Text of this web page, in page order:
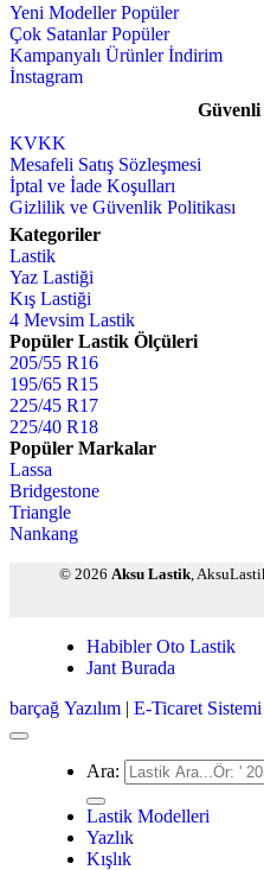
Yeni Modeller
Çok Satanlar
Kampanyalı Ürünler
İnstagram
Güvenli
KVKK
Mesafeli Satış Sözleşmesi
İptal ve İade Koşulları
Gizlilik ve Güvenlik Politikası
Kategoriler
Lastik
Yaz Lastiği
Kış Lastiği
4 Mevsim Lastik
Popüler Lastik Ölçüleri
205/55 R16
195/65 R15
225/45 R17
225/40 R18
Popüler Markalar
Lassa
Bridgestone
Triangle
Nankang
© 2026 Aksu Lastik,
Habibler Oto Lastik
Jant Burada
barçağ Yazılım | E-Ticaret Sistemi
Ara:
Lastik Modelleri
Yazlık
Kışlık